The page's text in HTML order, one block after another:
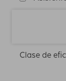
Clase de